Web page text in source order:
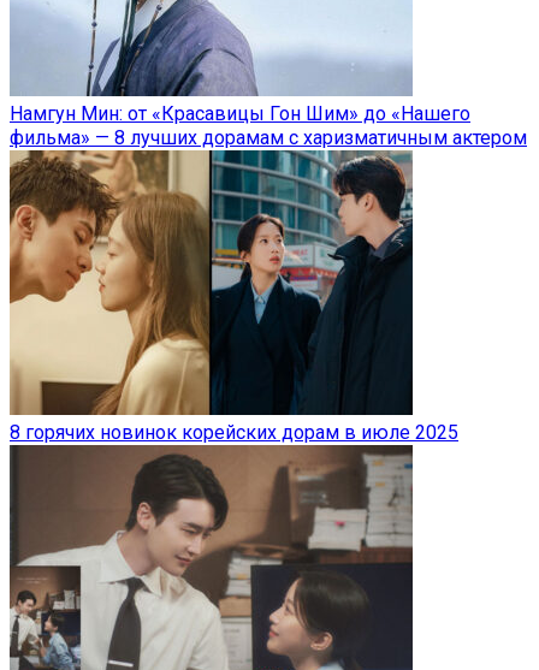
Намгун Мин: от «Красавицы Гон Шим» до «Нашего
фильма» — 8 лучших дорамам с харизматичным актером
8 горячих новинок корейских дорам в июле 2025